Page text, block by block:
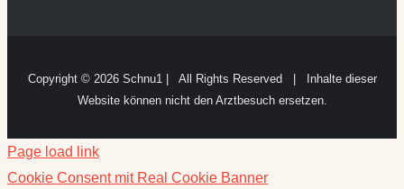
Copyright © 2026 Schnu1 | All Rights Reserved | Inhalte dieser
Website können nicht den Arztbesuch ersetzen.
Page load link
Cookie Consent mit Real Cookie Banner